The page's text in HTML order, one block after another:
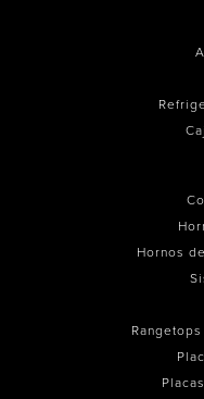
Hornos